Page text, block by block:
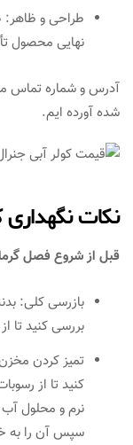
طراحی و ظاهر:
نهایی محصول
آدرس و شماره تماس
شده آورده ایم.
نکات
قبل از شروع فصل
بازرسی کلی:
بررسی کنید تا
تمیز کردن
کنید تا از
نرم و محلول آب
سپس آن را به